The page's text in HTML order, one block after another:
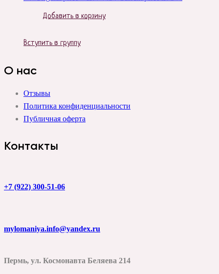
Добавить в корзину
Вступить в группу
О нас
Отзывы
Политика конфиденциальности
Публичная оферта
Контакты
+7 (922) 300-51-06
mylomaniya.info@yandex.ru
Пермь, ул. Космонавта Беляева 214